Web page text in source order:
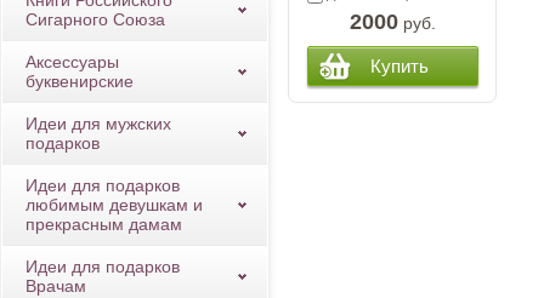
Сигарного Союза
Аксессуары
буквенирские
Идеи для мужских
подарков
Идеи для подарков
любимым девушкам и
прекрасным дамам
Идеи для подарков
Врачам
2000 руб.
Купить